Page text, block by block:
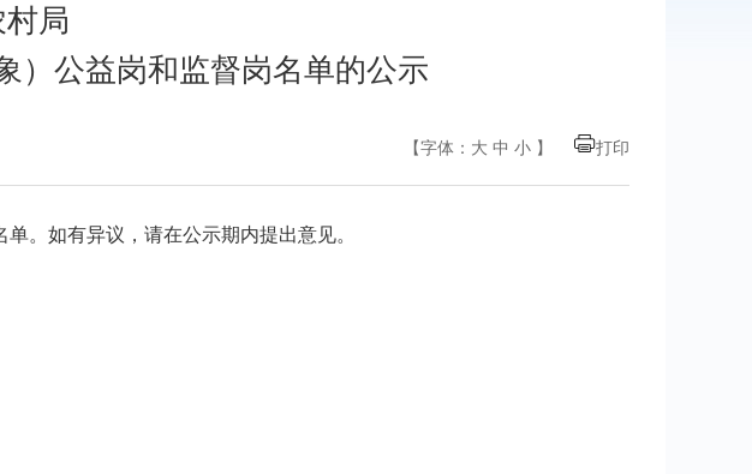
局
）公益岗和监督岗名单的公示
【字体： 大 中 小 】 打印
。 如有异议，请在公示期内提出意见。